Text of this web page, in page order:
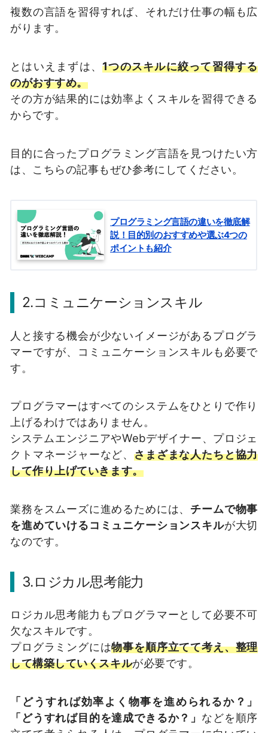
複数の言語を習得すれば、それだけ仕事の幅も広
がります。
とはいえまずは、1つのスキルに絞って習得する
のがおすすめ。
その方が結果的には効率よくスキルを習得できる
からです。
目的に合ったプログラミング言語を見つけたい方
は、こちらの記事もぜひ参考にしてください。
プログラミング言語の違いを徹底解
説！目的別のおすすめや選ぶ4つの
ポイントも紹介
2.コミュニケーションスキル
人と接する機会が少ないイメージがあるプログラ
マーですが、コミュニケーションスキルも必要で
す。
プログラマーはすべてのシステムをひとりで作り
上げるわけではありません。
システムエンジニアやWebデザイナー、プロジェ
クトマネージャーなど、さまざまな人たちと協力
して作り上げていきます。
業務をスムーズに進めるためには、 チームで物事
を進めていけるコミュニケーションスキルが大切
なのです。
3.ロジカル思考能力
ロジカル思考能力もプログラマーとして必要不可
欠なスキルです。
プログラミングには物事を順序立てて考え、整理
して構築していくスキルが必要です。
「どうすれば効率よく物事を進められるか？」
「どうすれば目的を達成できるか？」 などを順序